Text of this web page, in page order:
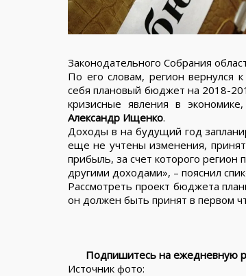
Законодательного Собрания
По его словам, регион вернулся
себя плановый бюджет на 2018-
кризисные явления в
Александр Ищенко.
Доходы в на будущий год
еще не учтены изменения,
прибыль, за счет которого
другими доходами», – пояснил
Рассмотреть проект бюджета
он должен быть принят в первом
Подпишитесь на ежедневную
Источник фото: